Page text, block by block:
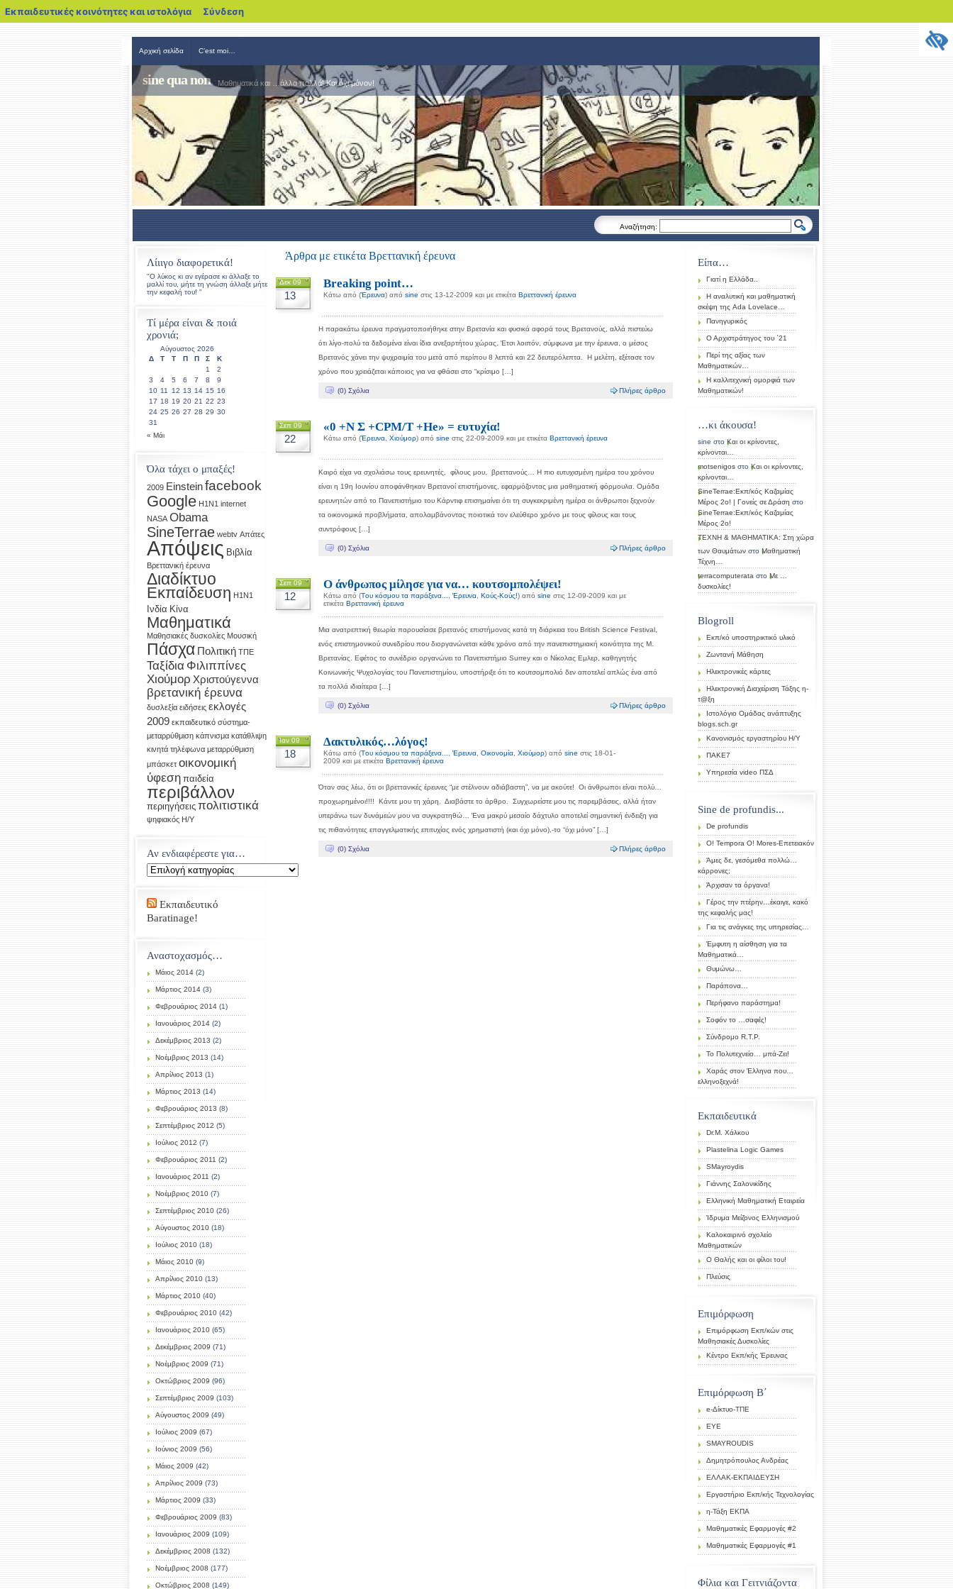
Εκπαιδευτικές κοινότητες και ιστολόγια blogs.sch.gr
Σύνδεση
Αρχική σελίδα C’est moi…
sine qua non Μαθηματικά και …άλλα πολλά! Και όχι μόνον!
Αναζήτηση:
Λίιιγο διαφορετικά!
"Ο λύκος κι αν εγέρασε κι άλλαξε το
μαλλί του, μήτε τη γνώση άλλαξε μήτε
την κεφαλή του! "
Τί μέρα είναι & ποιά
χρονιά;
Αύγουστος 2026
Δ
Τ Τ Π Π Σ
Κ
1
2
3
4 5 6 7 8
9
10 11 12 13 14 15 16
17 18 19 20 21 22 23
24 25 26 27 28 29 30
31
« Μάι
Όλα τάχει ο μπαξές!
2009 Einsteinfacebook
Google H1N1 internet
NASA Obama
SineTerrae webtv Απάτες
Απόψεις Βιβλία
Βρεττανική έρευνα
Διαδίκτυο
Εκπαίδευση Η1Ν1
Ινδία Κίνα
Μαθηματικά
Μαθησιακές δυσκολίες Μουσική
Πάσχα Πολιτική ΤΠΕ
Ταξίδια Φιλιππίνες
Χιούμορ Χριστούγεννα
βρετανική έρευνα
δυσλεξία ειδήσεις εκλογές
2009 εκπαιδευτικό σύστημα-
μεταρρύθμιση κάπνισμα κατάθλιψη
κινητά τηλέφωνα μεταρρύθμιση
μπάσκετ οικονομική
ύφεση παιδεία
περιβάλλον
περιηγήσεις πολιτιστικά
ψηφιακός Η/Υ
Αν ενδιαφέρεστε για…
Αν
ενδιαφέρεστε
Εκπαιδευτικό
Baratinage!
Αναστοχασμός…
Μάιος 2014 (2)
Μάρτιος 2014 (3)
Φεβρουάριος 2014 (1)
Ιανουάριος 2014 (2)
Δεκέμβριος 2013 (2)
Νοέμβριος 2013 (14)
Απρίλιος 2013 (1)
Μάρτιος 2013 (14)
Φεβρουάριος 2013 (8)
Σεπτέμβριος 2012 (5)
Ιούλιος 2012 (7)
Φεβρουάριος 2011 (2)
Ιανουάριος 2011 (2)
Νοέμβριος 2010 (7)
Σεπτέμβριος 2010 (26)
Αύγουστος 2010 (18)
Ιούλιος 2010 (18)
Μάιος 2010 (9)
Απρίλιος 2010 (13)
Μάρτιος 2010 (40)
Φεβρουάριος 2010 (42)
Ιανουάριος 2010 (65)
Δεκέμβριος 2009 (71)
Νοέμβριος 2009 (71)
Οκτώβριος 2009 (96)
Σεπτέμβριος 2009 (103)
Αύγουστος 2009 (49)
Ιούλιος 2009 (67)
Ιούνιος 2009 (56)
Μάιος 2009 (42)
Απρίλιος 2009 (73)
Μάρτιος 2009 (33)
Φεβρουάριος 2009 (83)
Ιανουάριος 2009 (109)
Δεκέμβριος 2008 (132)
Νοέμβριος 2008 (177)
Οκτώβριος 2008 (149)
Άρθρα με ετικέτα Βρεττανική έρευνα
Δεκ 09
13
Breaking point…
Κάτω από (Έρευνα) από sine στις 13-12-2009 και με ετικέτα Βρεττανική έρευνα
Η παρακάτω έρευνα πραγματοποιήθηκε στην Βρετανία και φυσικά αφορά τους Βρετανούς, αλλά πιστεύω
ότι λίγο-πολύ τα δεδομένα είναι ίδια ανεξαρτήτου χώρας. Έτσι λοιπόν, σύμφωνα με την έρευνα, ο μέσος
Βρετανός χάνει την ψυχραιμία του μετά από περίπου 8 λεπτά και 22 δευτερόλεπτα. H μελέτη, εξέτασε τον
χρόνο που χρειάζεται κάποιος για να φθάσει στο “κρίσιμο […]
(0) Σχόλια Πλήρες άρθρο
Σεπ 09
22
«0 +Ν Σ +CPM/T +Ηe» = ευτυχία!
Κάτω από (Έρευνα Χιούμορ) από sine στις 22-09-2009 και με ετικέτα Βρεττανική έρευνα
Καιρό είχα να σχολιάσω τους ερευνητές, φίλους μου, βρεττανούς… Η πιο ευτυχισμένη ημέρα του χρόνου
είναι η 19η Ιουνίου αποφάνθηκαν Βρετανοί επιστήμονες, εφαρμόζοντας μια μαθηματική φόρμουλα. Ομάδα
ερευνητών από το Πανεπιστήμιο του Κάρντιφ επισημαίνει ότι τη συγκεκριμένη ημέρα οι άνθρωποι ξεχνούν
τα οικονομικά προβλήματα, απολαμβάνοντας ποιοτικά τον ελεύθερο χρόνο με τους φίλους και τους
συντρόφους […]
(0) Σχόλια Πλήρες άρθρο
Σεπ 09
12
Ο άνθρωπος μίλησε για να… κουτσομπολέψει!
Κάτω από (Tου κόσμου τα παράξενα... Έρευνα Κούς-Κούς!) από sine στις 12-09-2009 και με
ετικέτα Βρεττανική έρευνα
Μια ανατρεπτική θεωρία παρουσίασε βρετανός επιστήμονας κατά τη διάρκεια του Βritish Science Festival,
ενός επιστημονικού συνεδρίου που διοργανώνεται κάθε χρόνο από την πανεπιστημιακή κοινότητα της Μ.
Βρετανίας. Εφέτος το συνέδριο οργανώνει το Πανεπιστήμιο Surrey και ο Νίκολας Εμλερ, καθηγητής
Κοινωνικής Ψυχολογίας του Πανεπιστημίου, υποστήριξε ότι το κουτσομπολιό δεν αποτελεί απλώς ένα από
τα πολλά ιδιαίτερα […]
(0) Σχόλια Πλήρες άρθρο
Ιαν 09
18
Δακτυλικός…λόγος!
Κάτω από (Tου κόσμου τα παράξενα... Έρευνα Οικονομία Χιούμορ) από sine στις 18-01-
2009 και με ετικέτα Βρεττανική έρευνα
Όταν σας λέω, ότι οι βρεττανικές έρευνες “με στέλνουν αδιάβαστη”, να με ακούτε! Οι άνθρωποι είναι πολύ…
προχωρημένοι!!!! Κάντε μου τη χάρη. Διαβάστε το άρθρο. Συγχωρείστε μου τις παρεμβάσεις, αλλά ήταν
υπεράνω των δυνάμεών μου να συγκρατηθώ… Ένα μακρύ μεσαίο δάχτυλο αποτελεί σημαντική ένδειξη για
τις πιθανότητες επαγγελματικής επιτυχίας ενός χρηματιστή (και όχι μόνο),-το “όχι μόνο” […]
(0) Σχόλια Πλήρες άρθρο
Είπα…
Γιατί η Ελλάδα..
Η αναλυτική και μαθηματική
σκέψη της Ada Lovelace…
Πανηγυρικός
Ο Αρχιστράτηγος του ΄21
Περί της αξίας των
Μαθηματικών…
Η καλλιτεχνική ομορφιά των
Μαθηματικών!
…κι άκουσα!
sine στο Και οι κρίνοντες,
κρίνονται…
motsenigos στο Και οι κρίνοντες,
κρίνονται…
SineTerrae:Εκπ/κός Καζαμίας
Μέρος 2ο! | Γονείς σε Δράση στο
SineTerrae:Εκπ/κός Καζαμίας
Μέρος 2ο!
ΤΕΧΝΗ & ΜΑΘΗΜΑΤΙΚΑ: Στη χώρα
των Θαυμάτων στο Μαθηματική
Τέχνη…
terracomputerata στο Mε …
δυσκολίες!
Blogroll
Εκπ/κό υποστηρικτικό υλικό
Ζωντανή Μάθηση
Ηλεκτρονικές κάρτες
Ηλεκτρονική Διαχείριση Τάξης η-
τ@ξη
Ιστολόγιο Ομάδας ανάπτυξης
blogs.sch.gr
Κανονισμός εργαστηρίου Η/Υ
ΠΑΚΕ7
Υπηρεσία video ΠΣΔ
Sine de profundis...
De profundis
O! Tempora O! Mores-Επετειακόν
Άμες δε, γεσόμεθα πολλώ…
κάρρονες;
Άρχισαν τα όργανα!
Γέρος την πτέρην…έκαιγε, κακό
της κεφαλής μας!
Για τις ανάγκες της υπηρεσίας…
Έμφυτη η αίσθηση για τα
Μαθηματικά…
Θυμώνω…
Παράπονα…
Περήφανο παράστημα!
Σοφόν το …σαφές!
Σύνδρομο R.T.P.
Το Πολυτεχνείο… μπά-Ζει!
Χαράς στον Έλληνα που…
ελληνοξεχνά!
Εκπαιδευτικά
Dr.Μ. Χάλκου
Plastelina Logic Games
SMayroydis
Γιάννης Σαλονικίδης
Ελληνική Μαθηματική Εταιρεία
Ίδρυμα Μείζονος Ελληνισμού
Καλοκαιρινό σχολείο
Μαθηματικών
Ο Θαλής και οι φίλοι του!
Πλεύσις
Επιμόρφωση
Επιμόρφωση Εκπ/κών στις
Μαθησιακές Δυσκολίες
Κέντρο Εκπ/κής Έρευνας
Επιμόρφωση Β΄
e-Δίκτυο-ΤΠΕ
EYE
SMAYROUDIS
Δημητρόπουλος Ανδρέας
ΕΛΛΑΚ-ΕΚΠΑΙΔΕΥΣΗ
Εργαστήριο Εκπ/κής Τεχνολογίας
η-Τάξη ΕΚΠΑ
Μαθηματικές Εφαρμογές #2
Μαθηματικές Εφαρμογές #1
Φίλια και Γειτνιάζοντα